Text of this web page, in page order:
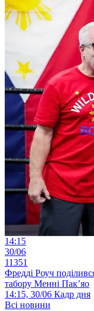
14:15
30/06
11351
Фредді Роуч
табору Менні Пак’яо
14:15, 30/06 Кадр дня
Всі новини